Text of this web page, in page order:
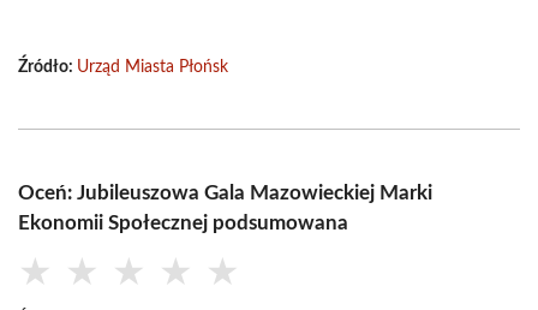
Źródło: Urząd Miasta Płońsk
Oceń: Jubileuszowa Gala Mazowieckiej Marki
Ekonomii Społecznej podsumowana
★ ★ ★ ★ ★